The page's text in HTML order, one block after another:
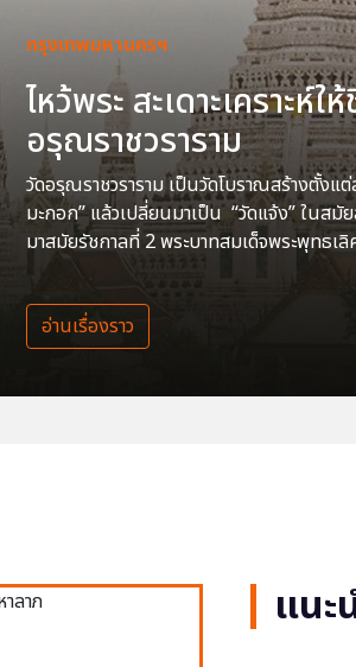
กรุงเทพมหานครฯ
ไหว้พระ สะเดาะเคราะห์
อรุณราชวราราม
วัดอรุณราชวราราม เป็นวัดโบราณสร้างตั้งแ
มะกอก” แล้วเปลี่ยนมาเป็น “วัดแจ้ง” ในสมั
มาสมัยรัชกาลที่ 2 พระบาทสมเด็จพระพุทธเลิ
อ่านเรื่องราว
แนะ